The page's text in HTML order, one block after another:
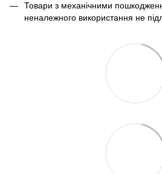
Товари з механічними
неналежного використання не